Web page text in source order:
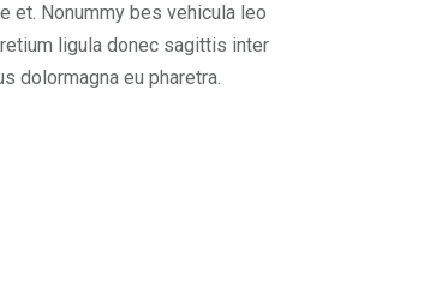
et. Nonummy bes vehicula leo
ligula donec sagittis inter
dolormagna eu pharetra.